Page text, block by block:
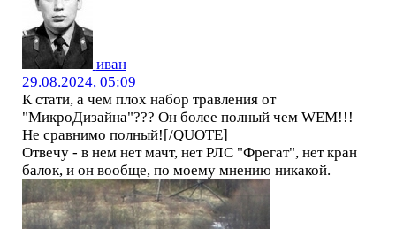
иван
29.08.2024, 05:09
К стати, а чем плох набор травления от
"МикроДизайна"??? Он более полный чем WEM!!!
Не сравнимо полный![/QUOTE]
Отвечу - в нем нет мачт, нет РЛС "Фрегат", нет кран
балок, и он вообще, по моему мнению никакой.